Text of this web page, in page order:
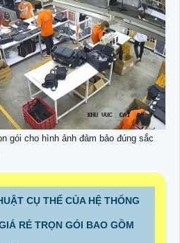
gói cho hình ảnh đảm bảo đúng sắc
CỤ THỂ CỦA HỆ THỐNG
RẺ TRỌN GÓI BAO GỒM